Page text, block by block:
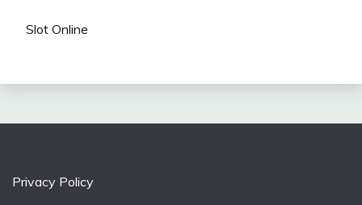
Slot Online
Privacy Policy